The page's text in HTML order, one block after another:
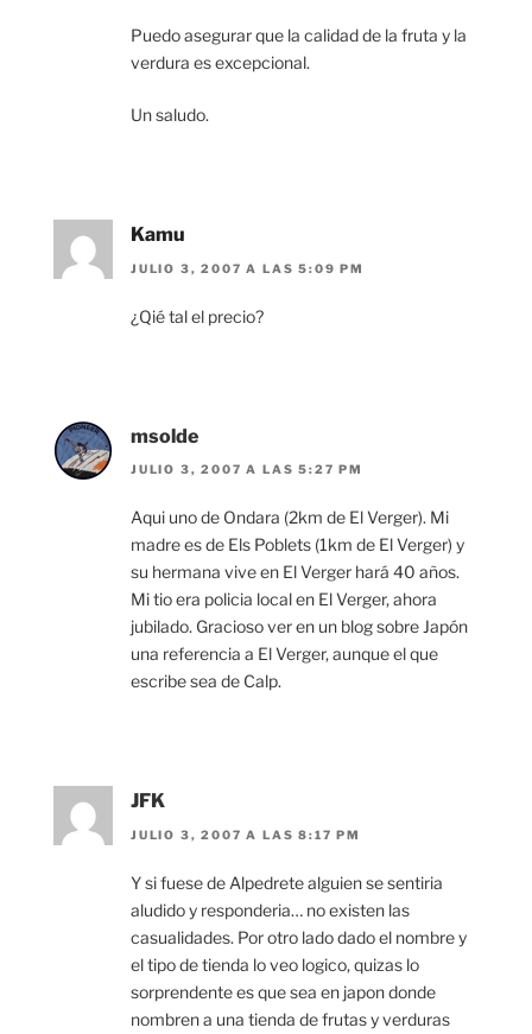
Puedo asegurar que la calidad de la fruta y la
verdura es excepcional.
Un saludo.
Kamu
JULIO 3, 2007 A LAS 5:09 PM
¿Qié tal el precio?
msolde
JULIO 3, 2007 A LAS 5:27 PM
Aqui uno de Ondara (2km de El Verger). Mi
madre es de Els Poblets (1km de El Verger) y
su hermana vive en El Verger hará 40 años.
Mi tio era policia local en El Verger, ahora
jubilado. Gracioso ver en un blog sobre Japón
una referencia a El Verger, aunque el que
escribe sea de Calp.
JFK
JULIO 3, 2007 A LAS 8:17 PM
Y si fuese de Alpedrete alguien se sentiria
aludido y responderia… no existen las
casualidades. Por otro lado dado el nombre y
el tipo de tienda lo veo logico, quizas lo
sorprendente es que sea en japon donde
nombren a una tienda de frutas y verduras